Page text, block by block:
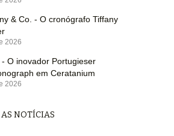
& Co. - O cronógrafo Tiffany
2026
- O inovador Portugieser
em Ceratanium
2026
NOTÍCIAS